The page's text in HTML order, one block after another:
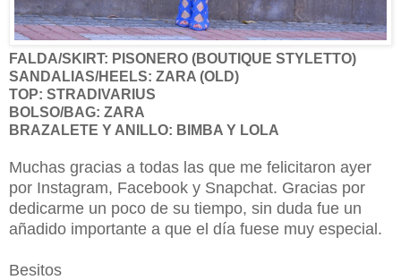
FALDA/SKIRT: PISONERO (BOUTIQUE STYLETTO)
SANDALIAS/HEELS: ZARA (OLD)
TOP: STRADIVARIUS
BOLSO/BAG: ZARA
BRAZALETE Y ANILLO: BIMBA Y LOLA
Muchas gracias a todas las que me felicitaron ayer
por Instagram, Facebook y Snapchat. Gracias por
dedicarme un poco de su tiempo, sin duda fue un
añadido importante a que el día fuese muy especial.
Besitos